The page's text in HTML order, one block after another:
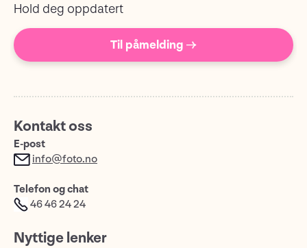
Hold deg oppdatert
Til påmelding →
Kontakt oss
E-post
info@foto.no
Telefon og chat
46 46 24 24
Nyttige lenker